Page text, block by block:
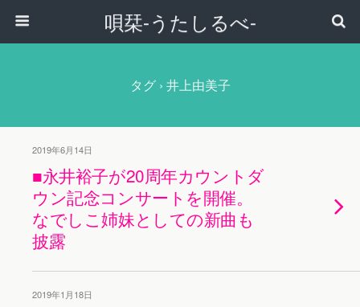
唄栞-うたしるべ-
タグ › 井上由美子
2019年6月14日
■永井裕子が20周年カウントダ
ウン記念コンサートを開催。
なでしこ姉妹としての新曲も
披露
2019年1月18日